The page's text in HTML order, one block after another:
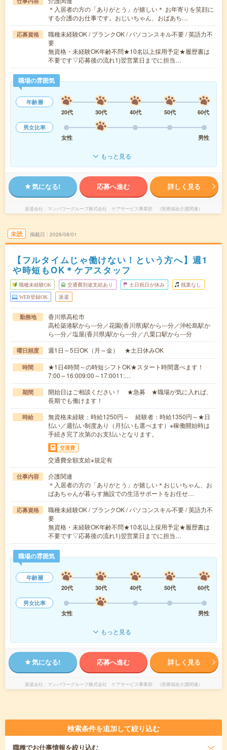
＊入居者の方の「ありがとう」が嬉しい＊ お年寄りを笑顔に
する介護のお仕事です。おじいちゃん、おばあち…
応募資格
職種未経験OK / ブランクOK / パソコンスキル不要 / 英語力不
要
無資格・未経験OK年齢不問★10名以上採用予定★履歴書は
不要です▽応募後の流れ1)翌営業日までに担当…
職場の雰囲気
年齢層
20代
30代 40代 50代
60代
男女比率
女性
男性
もっと見る
気になる! 応募へ進む 詳しく見る
派遣会社 マンパワーグループ株式会社 ケアサービス事業部 （医療福祉介護関連）
未読 掲載日 2026/08/01
【フルタイムじゃ働けない！という方へ】週1
や時短もOK＊ケアスタッフ
職種未経験OK 交通費別途支給あり 土日祝日が休み 残業なし
WEB登録OK 派遣
勤務地
香川県高松市
高松築港駅から---分／花園(香川県)駅から---分／沖松島駅か
ら---分／塩屋(香川県)駅から---分／八栗口駅から---分
曜日頻度 週1日～5日OK（月～金） ★土日休みOK
時間
★1日4時間～の時短シフトOK★スタート時間選べます！
7:00～16:009:00～17:0011:…
期間
開始日はご相談ください！ ★急募 ★職場が気に入れば、
長期でも働けます！
時給
無資格未経験：時給1250円～ 経験者：時給1350円～★日
払い／週払い制度あり（月払いも選べます）※稼働開始時は
手続き完了次第のお支払いとなります。
交通費
交通費全額支給※規定有
仕事内容
介護関連
＊入居者の方の「ありがとう」が嬉しい＊おじいちゃん、お
ばあちゃんが暮らす施設での生活サポートをお任せ…
応募資格
職種未経験OK / ブランクOK / パソコンスキル不要 / 英語力不
要
無資格・未経験OK年齢不問★10名以上採用予定★履歴書は
不要です▽応募後の流れ1)翌営業日までに担当…
職場の雰囲気
年齢層
20代
30代 40代 50代
60代
男女比率
女性
男性
もっと見る
気になる! 応募へ進む 詳しく見る
派遣会社 マンパワーグループ株式会社 ケアサービス事業部 （医療福祉介護関連）
検索条件を追加して絞り込む
職種でお仕事情報を絞り込む